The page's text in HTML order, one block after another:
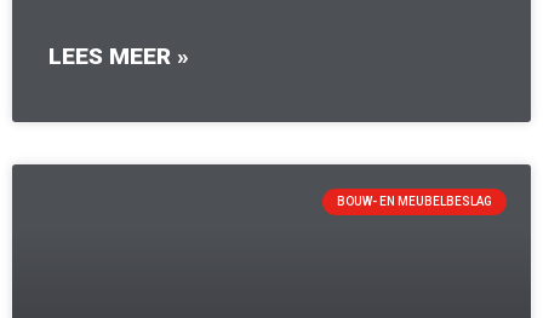
LEES MEER »
BOUW- EN MEUBELBESLAG